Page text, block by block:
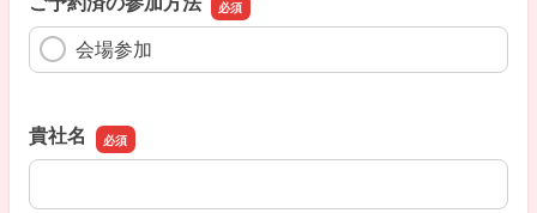
会場参加
貴社名
貴社名